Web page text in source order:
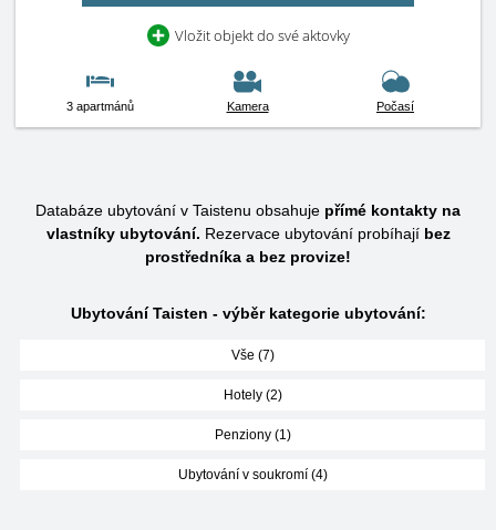
Vložit objekt do své aktovky
3 apartmánů Kamera Počasí
Databáze ubytování v Taistenu obsahuje přímé kontakty na
vlastníky ubytování. Rezervace ubytování probíhají bez
prostředníka a bez provize!
Ubytování Taisten - výběr kategorie ubytování:
Vše (7)
Hotely (2)
Penziony (1)
Ubytování v soukromí (4)